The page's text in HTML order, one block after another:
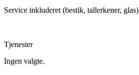
Service inkluderet (bestik, tallerkener, glas)
Tjenester
Ingen valgte.